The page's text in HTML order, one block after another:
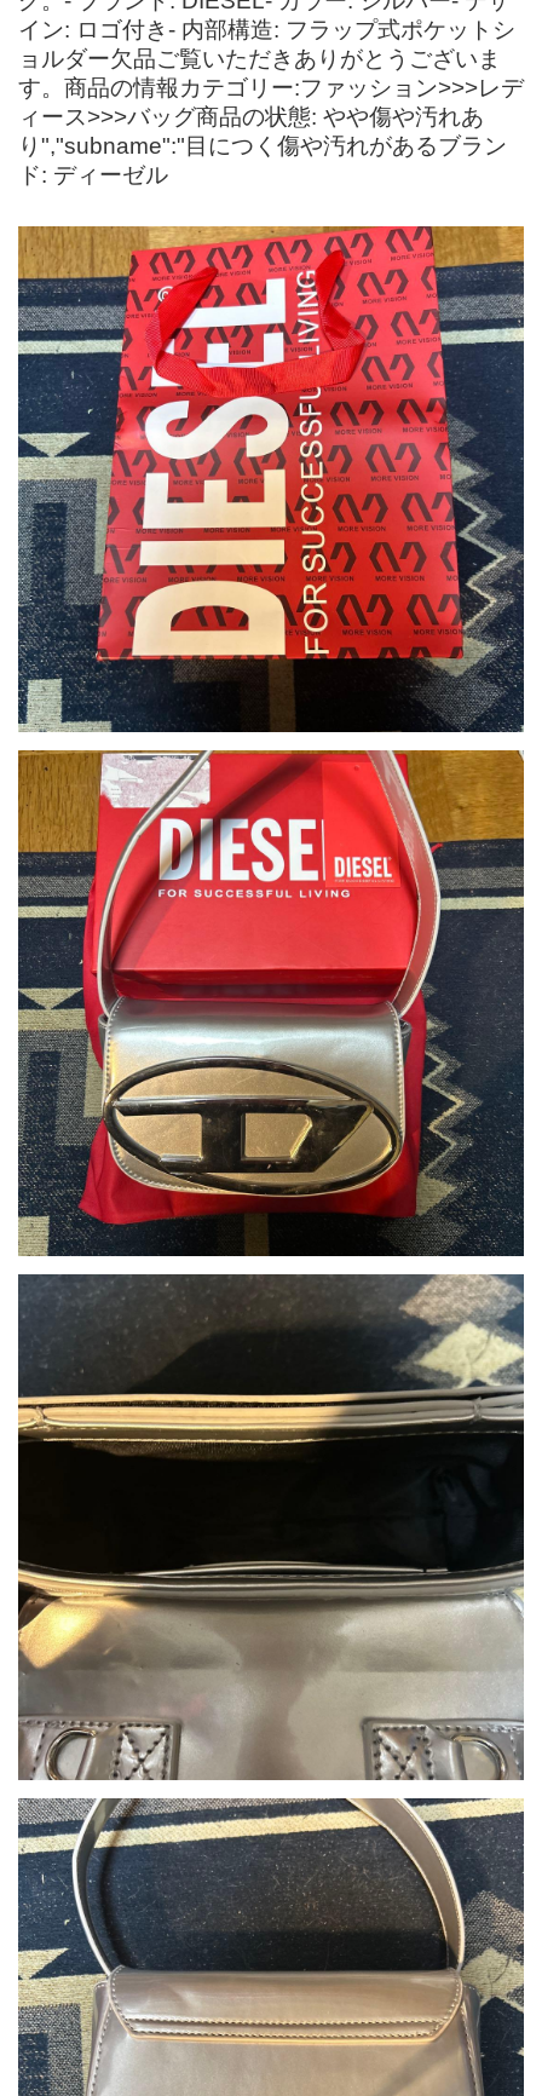
イン: ロゴ付き- 内部構造: フラップ式ポケットシ
ョルダー欠品ご覧いただきありがとうございま
す。商品の情報カテゴリー:ファッション>>>レデ
ィース>>>バッグ商品の状態: やや傷や汚れあ
り","subname":"目につく傷や汚れがあるブラン
ド: ディーゼル